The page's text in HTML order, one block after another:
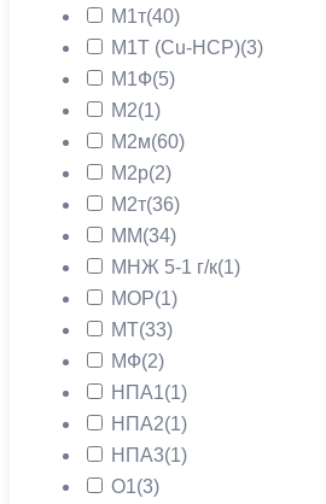
М1т(40)
М1Т (Cu-HCP)(3)
М1Ф(5)
М2(1)
М2м(60)
М2р(2)
М2т(36)
ММ(34)
МНЖ 5-1 г/к(1)
МОР(1)
МТ(33)
МФ(2)
НПА1(1)
НПА2(1)
НПА3(1)
О1(3)